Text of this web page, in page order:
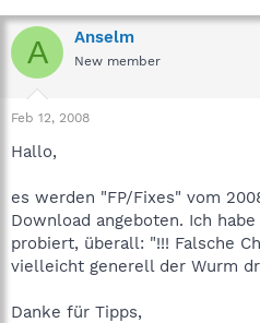
r
e
a
t
a
e
r
a
r
t
A Anselm
New member
Feb 12, 2008
Hallo,
es werden "FP/Fixes" vom
Download angeboten. Ich
probiert, überall: "!!! Falsche
vielleicht generell der Wurm
Danke für Tipps,